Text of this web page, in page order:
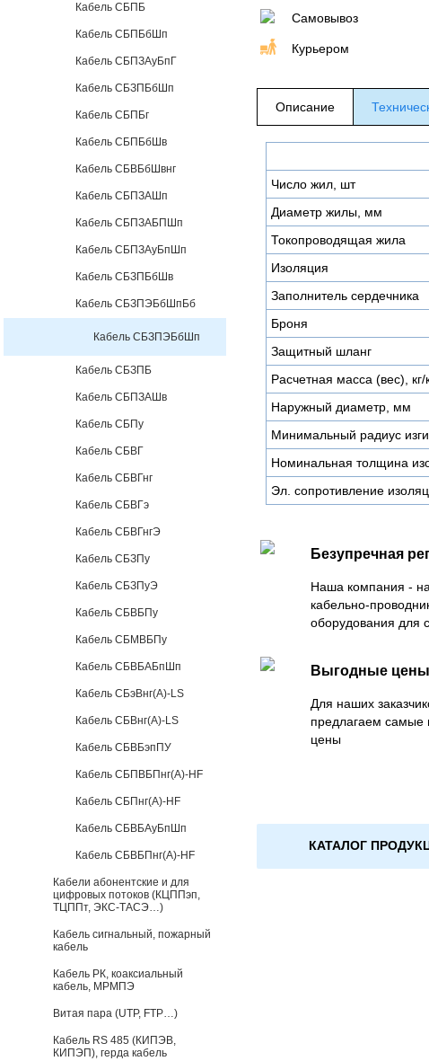
Кабель СБПБ
Кабель СБПБбШп
Кабель СБПЗАуБпГ
Кабель СБЗПБбШп
Кабель СБПБг
Кабель СБПБбШв
Кабель СБВБбШвнг
Кабель СБПЗАШп
Кабель СБПЗАБПШп
Кабель СБПЗАуБпШп
Кабель СБЗПБбШв
Кабель СБЗПЭБбШпБб
Кабель СБЗПЭБбШп
Кабель СБЗПБ
Кабель СБПЗАШв
Кабель СБПу
Кабель СБВГ
Кабель СБВГнг
Кабель СБВГэ
Кабель СБВГнгЭ
Кабель СБЗПу
Кабель СБЗПуЭ
Кабель СБВБПу
Кабель СБМВБПу
Кабель СБВБАБпШп
Кабель СБэВнг(А)-LS
Кабель СБВнг(А)-LS
Кабель СБВБэпПУ
Кабель СБПВБПнг(А)-HF
Кабель СБПнг(А)-HF
Кабель СБВБАуБпШп
Кабель СБВБПнг(А)-HF
Кабели абонентские и для
цифровых потоков (КЦППэп,
ТЦППт, ЭКС-ТАСЭ…)
Кабель сигнальный, пожарный
кабель
Кабель РК, коаксиальный
кабель, МРМПЭ
Витая пара (UTP, FTP…)
Кабель RS 485 (КИПЭВ,
КИПЭП), герда кабель
Самовывоз
Курьером
Описание
Число жил, шт
Диаметр жилы, мм
Токопроводящая жила
Изоляция
Заполнитель сердечника
Броня
Защитный шланг
Расчетная масса (вес), кг/
Наружный диаметр, мм
Минимальный радиус
Номинальная толщина
Эл. сопротивление
Безупречная
Наша компания -
кабельно-
оборудования для
Выгодные цены
Для наших
предлагаем самые
цены
КАТАЛОГ